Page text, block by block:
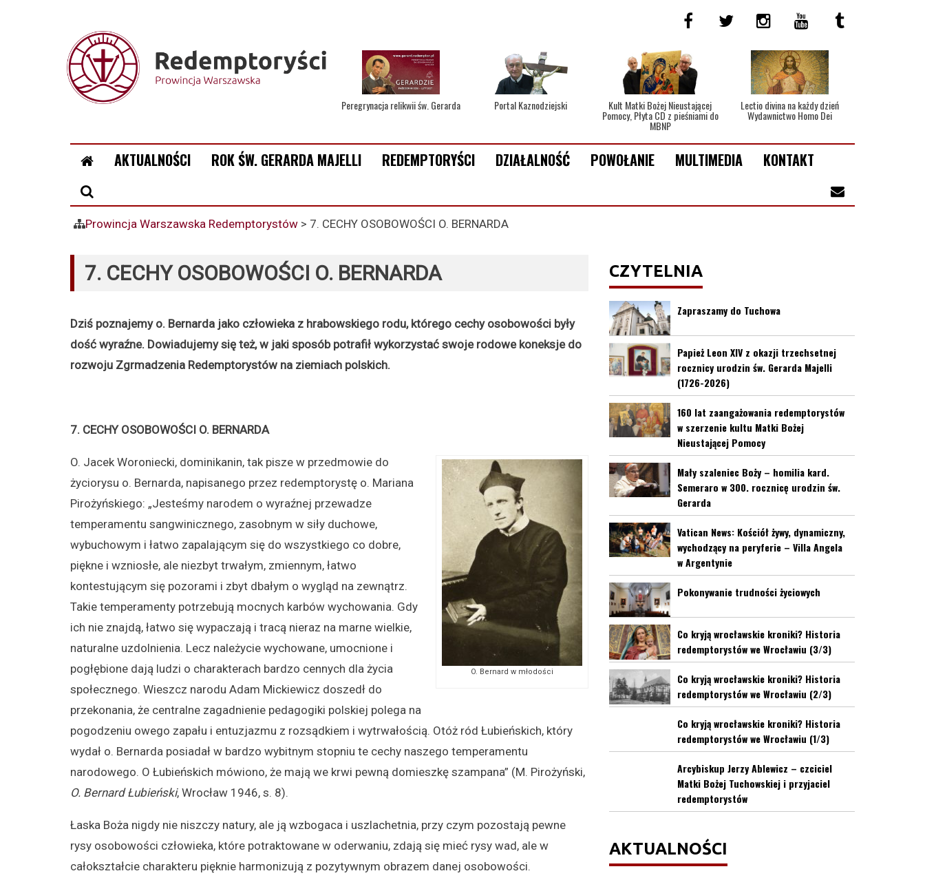
Lectio divina na każdy dzień
Wydawnictwo Homo Dei
Kult Matki Bożej Nieustającej
Pomocy, Płyta CD z pieśniami do
MBNP
Portal Kaznodziejski
Peregrynacja relikwii św. Gerarda
AKTUALNOŚCI ROK ŚW. GERARDA MAJELLI REDEMPTORYŚCI DZIAŁALNOŚĆ POWOŁANIE MULTIMEDIA KONTAKT
Prowincja Warszawska Redemptorystów > 7. CECHY OSOBOWOŚCI O. BERNARDA
7. CECHY OSOBOWOŚCI O. BERNARDA
Dziś poznajemy o. Bernarda jako człowieka z hrabowskiego rodu, którego cechy osobowości były
dość wyraźne. Dowiadujemy się też, w jaki sposób potrafił wykorzystać swoje rodowe koneksje do
rozwoju Zgrmadzenia Redemptorystów na ziemiach polskich.
7. CECHY OSOBOWOŚCI O. BERNARDA
O. Bernard w młodości
O. Jacek Woroniecki, dominikanin, tak pisze w przedmowie do
życiorysu o. Bernarda, napisanego przez redemptorystę o. Mariana
Pirożyńskiego: „Jesteśmy narodem o wyraźnej przewadze
temperamentu sangwinicznego, zasobnym w siły duchowe,
wybuchowym i łatwo zapalającym się do wszystkiego co dobre,
piękne i wzniosłe, ale niezbyt trwałym, zmiennym, łatwo
kontestującym się pozorami i zbyt dbałym o wygląd na zewnątrz.
Takie temperamenty potrzebują mocnych karbów wychowania. Gdy
ich nie znajdą, łatwo się wypaczają i tracą nieraz na marne wielkie,
naturalne uzdolnienia. Lecz należycie wychowane, umocnione i
pogłębione dają ludzi o charakterach bardzo cennych dla życia
społecznego. Wieszcz narodu Adam Mickiewicz doszedł do
przekonania, że centralne zagadnienie pedagogiki polskiej polega na
pogodzeniu owego zapału i entuzjazmu z rozsądkiem i wytrwałością. Otóż ród Łubieńskich, który
wydał o. Bernarda posiadał w bardzo wybitnym stopniu te cechy naszego temperamentu
narodowego. O Łubieńskich mówiono, że mają we krwi pewną domieszkę szampana” (M. Pirożyński,
O. Bernard Łubieński, Wrocław 1946, s. 8).
Łaska Boża nigdy nie niszczy natury, ale ją wzbogaca i uszlachetnia, przy czym pozostają pewne
rysy osobowości człowieka, które potraktowane w oderwaniu, zdają się mieć rysy wad, ale w
całokształcie charakteru pięknie harmonizują z pozytywnym obrazem danej osobowości.
CZYTELNIA
Zapraszamy do Tuchowa
Papież Leon XIV z okazji trzechsetnej
rocznicy urodzin św. Gerarda Majelli
(1726-2026)
160 lat zaangażowania redemptorystów
w szerzenie kultu Matki Bożej
Nieustającej Pomocy
Mały szaleniec Boży – homilia kard.
Semeraro w 300. rocznicę urodzin św.
Gerarda
Vatican News: Kościół żywy, dynamiczny,
wychodzący na peryferie – Villa Angela
w Argentynie
Pokonywanie trudności życiowych
Co kryją wrocławskie kroniki? Historia
redemptorystów we Wrocławiu (3/3)
Co kryją wrocławskie kroniki? Historia
redemptorystów we Wrocławiu (2/3)
Co kryją wrocławskie kroniki? Historia
redemptorystów we Wrocławiu (1/3)
Arcybiskup Jerzy Ablewicz – czciciel
Matki Bożej Tuchowskiej i przyjaciel
redemptorystów
AKTUALNOŚCI